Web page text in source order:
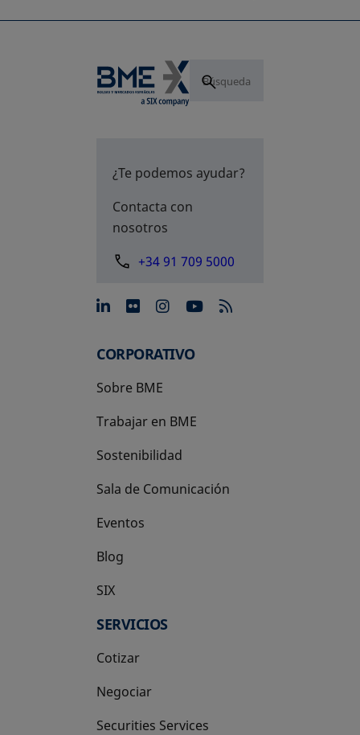
¿Te podemos ayudar?
Contacta con
nosotros
+34 91 709 5000
se abre en una pestaña
se abre en una pestaña
se abre en una
se abre en una
CORPORATIVO
Sobre BME
Trabajar en BME
Sostenibilidad
Sala de Comunicación
Eventos
Blog
SIX
se abre en una pestaña nueva
SERVICIOS
Cotizar
Negociar
Securities Services